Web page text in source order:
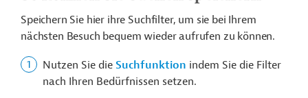
Speichern Sie hier ihre Suchfilter, um sie bei Ihrem
nächsten Besuch bequem wieder aufrufen zu können.
Nutzen Sie die Suchfunktion indem Sie die Filter
nach Ihren Bedürfnissen setzen.